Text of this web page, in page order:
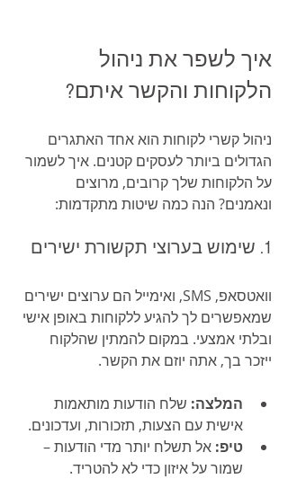
איך לשפר את ניהול
הלקוחות והקשר איתם?
ניהול קשרי לקוחות הוא אחד האתגרים
הגדולים ביותר לעסקים קטנים. איך לשמור
על הלקוחות שלך קרובים, מרוצים
ונאמנים? הנה כמה שיטות מתקדמות:
1. שימוש בערוצי תקשורת ישירים
וואטסאפ, SMS, ואימייל הם ערוצים ישירים
שמאפשרים לך להגיע ללקוחות באופן אישי
ובלתי אמצעי. במקום להמתין שהלקוח
ייזכר בך, אתה יוזם את הקשר.
המלצה: שלח הודעות מותאמות
אישית עם הצעות, תזכורות, ועדכונים.
טיפ: אל תשלח יותר מדי הודעות –
שמור על איזון כדי לא להטריד.